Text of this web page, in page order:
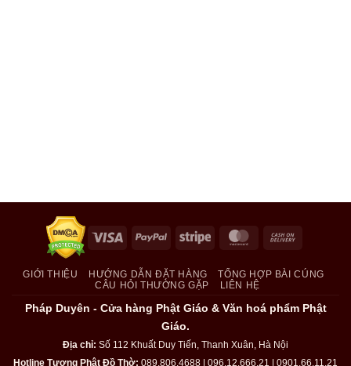
Visa PayPal Stripe MasterCard
Delivery
GIỚI THIỆU HƯỚNG DẪN ĐẶT HÀNG
TỔNG HỢP BÀI CÚNG
CÂU HỎI THƯỜNG GẶP
LIÊN HỆ
Pháp Duyên - Cửa hàng Phật Giáo & Văn hoá phẩm Phật
Giáo.
Địa chỉ: Số 112 Khuất Duy Tiến, Thanh Xuân, Hà Nội
Hotline Tượng Phật Đồ Thờ: 089.806.4688 | 096.12.666.21 | 0901.66.11.21